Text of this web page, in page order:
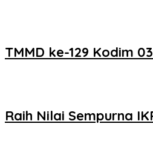
TMMD ke-129 Kodim
Raih Nilai Sempurna